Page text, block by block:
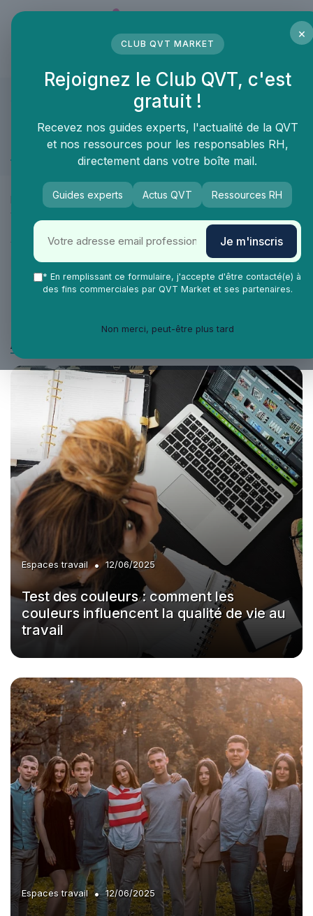
Enjeux dans la QVT
Espaces travail
Espaces de travail : aménager des lieux qui donnent envie de
venir.
Accéder aux autres catégories Enjeux dans la QVT :
Bien-être employés » Prévention risques
Équilibre vie-travail » Formation continue
Mobilité interne
À la une
Espaces travail • 12/06/2025
Test des couleurs : comment les
couleurs influencent la qualité de vie au
travail
Espaces travail • 12/06/2025
×
CLUB QVT MARKET
Rejoignez le Club QVT, c'est
gratuit !
Recevez nos guides experts, l'actualité de la QVT
et nos ressources pour les responsables RH,
directement dans votre boîte mail.
Guides experts Actus QVT Ressources RH
Je m'inscris
* En remplissant ce formulaire, j'accepte d'être contacté(e) à
des fins commerciales par QVT Market et ses partenaires.
Non merci, peut-être plus tard
Panneau de gestion des cookies